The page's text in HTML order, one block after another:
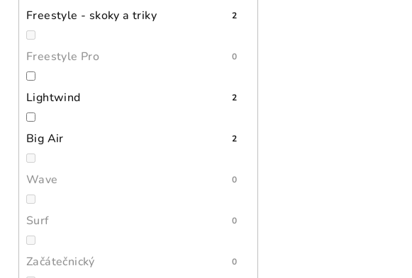
Freestyle - skoky a triky 2
Freestyle Pro 0
Lightwind 2
Big Air 2
Wave 0
Surf 0
Začátečnický 0